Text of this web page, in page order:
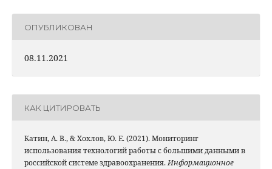
ОПУБЛИКОВАН
08.11.2021
КАК ЦИТИРОВАТЬ
Катин, А. В., & Хохлов, Ю. Е. (2021). Мониторинг
использования технологий работы с большими данными в
российской системе здравоохранения.Информационное